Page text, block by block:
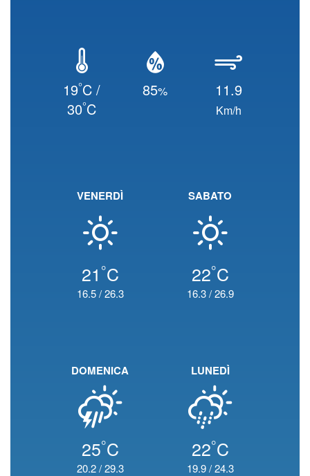
19°C /
30°C
85% 11.9
Km/h
VENERDÌ
21 °C
16.5/26.3
SABATO
22°C
16.3/26.9
DOMENICA
25°C
20.2/29.3
LUNEDÌ
22°C
19.9/24.3